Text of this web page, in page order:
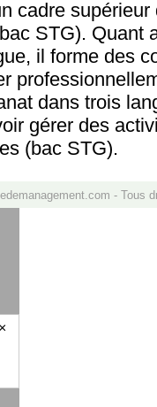
cadre
STG). Quant
il forme des
dans trois
gérer des
(bac STG).
-
×